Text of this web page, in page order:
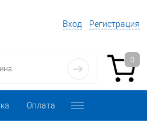
Вход Регистрация
0
Оплата